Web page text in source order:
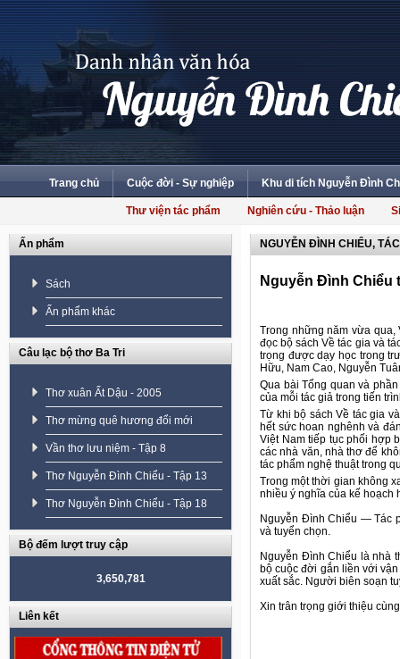
Trang chủ Cuộc đời - Sự nghiệp Khu di tích Nguyễn Đình
Thư viện tác phẩm Nghiên cứu - Thảo luận
Ấn phẩm
Sách
Ấn phẩm khác
Câu lạc bộ thơ Ba Tri
Thơ xuân Ất Dậu - 2005
Thơ mừng quê hương đổi mới
Vần thơ lưu niệm - Tập 8
Thơ Nguyễn Đình Chiểu - Tập 13
Thơ Nguyễn Đình Chiểu - Tập 18
Bộ đếm lượt truy cập
3,650,781
Liên kết
NGUYỄN ĐÌNH CHIỂU,
Nguyễn Đình Chiểu
Trong những năm vừa qua,
đọc bộ sách Về tác gia và
trọng được dạy học trong
Hữu, Nam Cao, Nguyễn
Qua bài Tổng quan và
của mỗi tác giả trong tiến
Từ khi bộ sách Về tác gia
hết sức hoan nghênh và
Việt Nam tiếp tục phối hợp
các nhà văn, nhà thơ để
tác phẩm nghệ thuật trong
Trong một thời gian không
nhiều ý nghĩa của kế hoạch
Nguyễn Đình Chiểu — Tác
và tuyển chọn.
Nguyễn Đình Chiểu là nhà
bộ cuộc đời gắn liền với
xuất sắc. Người biên soạn
Xin trân trọng giới thiệu